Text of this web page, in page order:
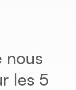
nous
les 5